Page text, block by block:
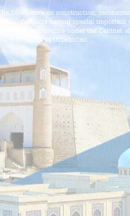
Directorate on construction,
of objects having special important
significance under the Cabinet
the Republic of Uzbekistan